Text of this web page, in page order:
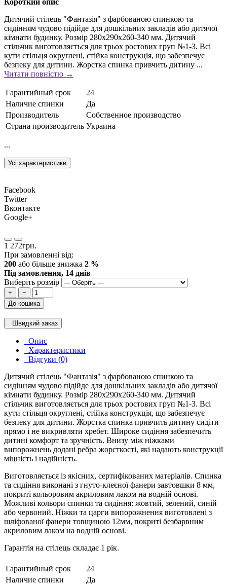
Короткий опис
Дитячий стілець "Фантазія" з фарбованою спинкою та
сидінням чудово підійде для дошкільних закладів або дитячої
кімнати будинку. Розмір 280х290х260-340 мм. Дитячий
стільчик виготовляється для трьох ростових груп №1-3. Всі
кути стільця округлені, стійка конструкція, що забезпечує
безпеку для дитини. Жорстка спинка привчить дитину ...
Читати повністю →
Гарантийный срок
24
Наличие спинки
Да
Производитель
Собственное производство
Страна производитель Украина
...
Усі характеристики
Facebook
Twitter
Вконтакте
Google+
1 272грн.
При замовленні від:
200 або більше знижка 2 %
Під замовлення, 14 днів
Виберіть розмір
+
−
До кошика
Швидкий заказ
Опис
Характеристики
Відгуки (0)
Дитячий стілець "Фантазія" з фарбованою спинкою та
сидінням чудово підійде для дошкільних закладів або дитячої
кімнати будинку. Розмір 280х290х260-340 мм. Дитячий
стільчик виготовляється для трьох ростових груп №1-3. Всі
кути стільця округлені, стійка конструкція, що забезпечує
безпеку для дитини. Жорстка спинка привчить дитину сидіти
прямо і не викривляти хребет. Широке сидіння забезпечить
дитині комфорт та зручність. Внизу між ніжками
випорожнень додані ребра жорсткості, які надають конструкції
міцність і надійність.
Виготовляється із якісних, сертифікованих матеріалів. Спинка
та сидіння виконані з гнуто-клеєної фанери завтовшки 8 мм,
покриті кольоровим акриловим лаком на водній основі.
Можливі кольори спинки та сидіння: жовтий, зелений, синій
або червоний. Ніжки та царги випорожнення виготовлені з
шліфованої фанери товщиною 12мм, покриті безбарвним
акриловим лаком на водній основі.
Гарантія на стілець складає 1 рік.
Гарантийный срок
24
Наличие спинки
Да